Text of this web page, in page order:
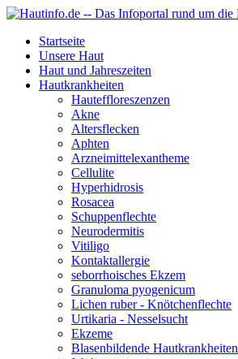
Startseite
Unsere Haut
Haut und Jahreszeiten
Hautkrankheiten
Hauteffloreszenzen
Akne
Altersflecken
Aphten
Arzneimittelexantheme
Cellulite
Hyperhidrosis
Rosacea
Schuppenflechte
Neurodermitis
Vitiligo
Kontaktallergie
seborrhoisches Ekzem
Granuloma pyogenicum
Lichen ruber - Knötchenflechte
Urtikaria - Nesselsucht
Ekzeme
Blasenbildende Hautkrankheiten